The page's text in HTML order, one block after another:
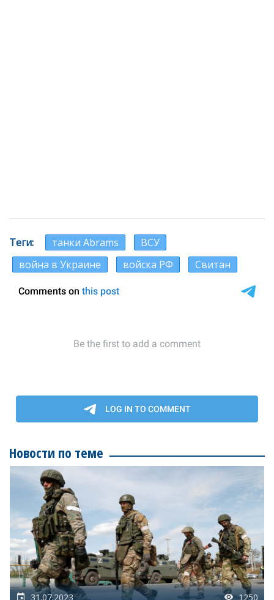
Теги танки Abrams
ВСУ
война в Украине
войска РФ Свитан
Новости по теме
31.07.2023 1250